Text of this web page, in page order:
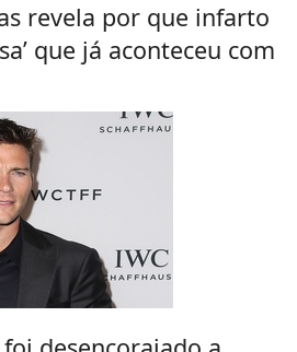
revela por que infarto
que já aconteceu com